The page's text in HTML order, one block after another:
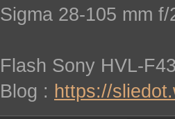
Sigma 28-105 mm
Flash Sony HVL-
Blog : https://